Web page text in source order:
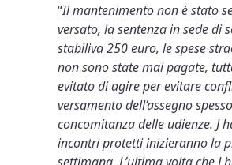
“Il mantenimento non è stato
versato, la sentenza in sede di
stabiliva 250 euro, le spese
non sono state mai pagate,
evitato di agire per evitare
versamento dell’assegno
concomitanza delle udienze. J
incontri protetti inizieranno la